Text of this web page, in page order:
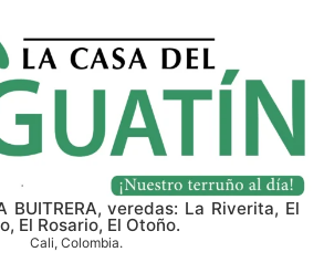
BUITRERA, veredas: La Riverita, El
El Rosario, El Otoño.
Cali, Colombia.